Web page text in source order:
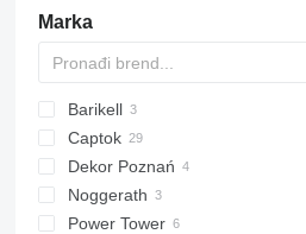
Marka
Barikell
Captok
CK
Dekor Poznań
BG
BG
Noggerath
Power Tower